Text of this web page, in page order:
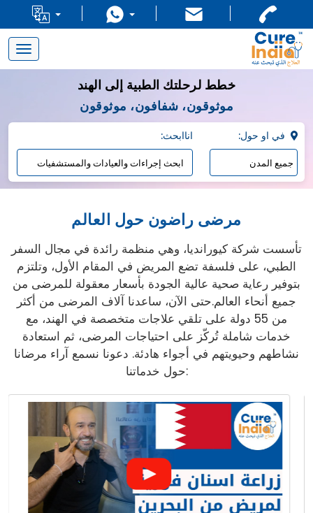
Toggle
navigation
خطط لرحلتك الطبية إلى الهند
موثوقون، شفافون، موثوقون
:اناابحث
مرضى راضون حول العالم
تأسست شركة كيورانديا، وهي منظمة رائدة في مجال السفر
الطبي، على فلسفة تضع المريض في المقام الأول، وتلتزم
بتوفير رعاية صحية عالية الجودة بأسعار معقولة للمرضى من
جميع أنحاء العالم.حتى الآن، ساعدنا آلاف المرضى من أكثر
من 55 دولة على تلقي علاجات متخصصة في الهند، مع
خدمات شاملة تُركّز على احتياجات المرضى، ثم استعادة
نشاطهم وحيويتهم في أجواء هادئة. دعونا نسمع آراء مرضانا
حول خدماتنا: